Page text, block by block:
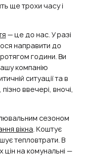
ще трохи часу і
— це до нас. У разі
направити до
години. Ви
компанію
ситуації та в
ввечері, вночі,
сезоном
вікна . Коштує
тепловтрати. В
на комунальні —